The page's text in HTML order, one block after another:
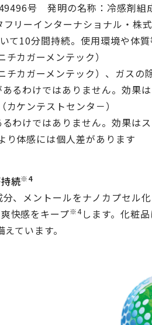
号 発明の名称：冷感剤組
リーインターナショナル・株
て10分間持続。使用環境や体
カガーメンテック）
カガーメンテック）、ガスの
るわけではありません。効果
ケンテストセンタ－）
わけではありません。効果は
体感には個人差があります
続※4
分、メントールをナノカプセル
快感をキープ※4します。化粧
ています。